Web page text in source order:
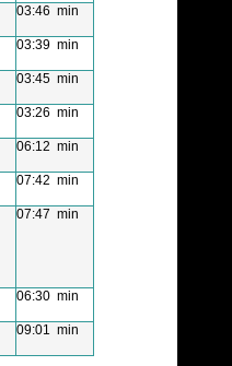
03:46 min
03:39 min
03:45 min
03:26 min
06:12 min
07:42 min
07:47 min
06:30 min
09:01 min